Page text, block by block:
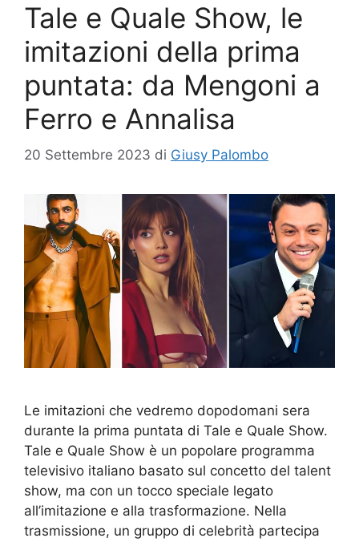
Tale e Quale Show, le
imitazioni della prima
puntata: da Mengoni a
Ferro e Annalisa
20 Settembre 2023 di Giusy Palombo
Le imitazioni che vedremo dopodomani sera
durante la prima puntata di Tale e Quale Show.
Tale e Quale Show è un popolare programma
televisivo italiano basato sul concetto del talent
show, ma con un tocco speciale legato
all’imitazione e alla trasformazione. Nella
trasmissione, un gruppo di celebrità partecipa